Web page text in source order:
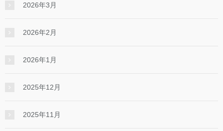
2026年3月
2026年2月
2026年1月
2025年12月
2025年11月